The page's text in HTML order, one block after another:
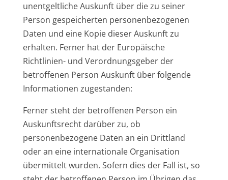
unentgeltliche Auskunft über die zu seiner
Person gespeicherten personenbezogenen
Daten und eine Kopie dieser Auskunft zu
erhalten. Ferner hat der Europäische
Richtlinien- und Verordnungsgeber der
betroffenen Person Auskunft über folgende
Informationen zugestanden:
Ferner steht der betroffenen Person ein
Auskunftsrecht darüber zu, ob
personenbezogene Daten an ein Drittland
oder an eine internationale Organisation
übermittelt wurden. Sofern dies der Fall ist, so